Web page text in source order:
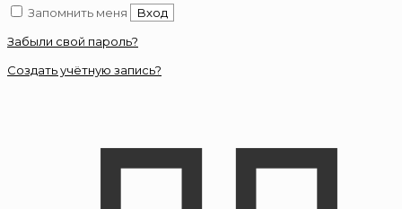
Запомнить меня
Вход
Забыли свой пароль?
Создать учётную запись?